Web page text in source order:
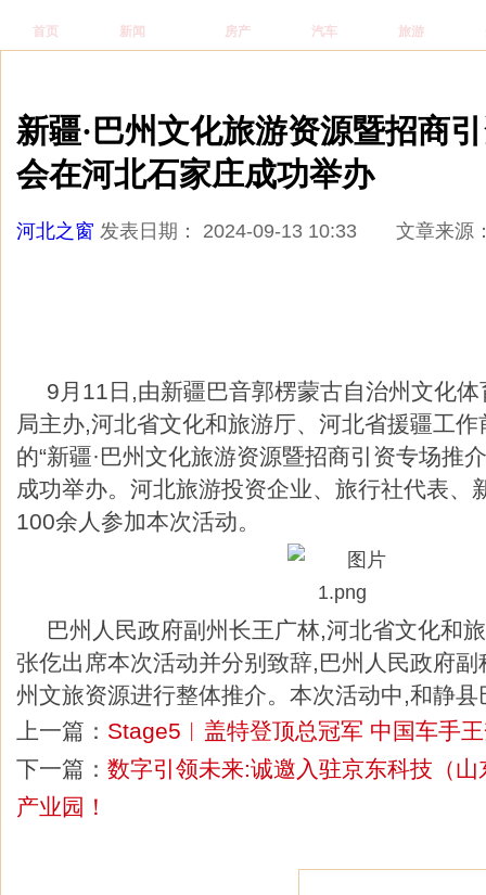
首页 新闻 房产 汽车 旅游
新疆·巴州文化旅游资源暨招商
会在河北石家庄成功举办
河北之窗 发表日期： 2024-09-13 10:33 文章来
9月11日,由新疆巴音郭楞蒙古自治州文化
局主办,河北省文化和旅游厅、河北省援疆工
的“新疆·巴州文化旅游资源暨招商引资专场推
成功举办。河北旅游投资企业、旅行社代表、
100余人参加本次活动。
巴州人民政府副州长王广林,河北省文化和
张仡出席本次活动并分别致辞,巴州人民政府
州文旅资源进行整体推介。本次活动中,和静
上一篇： Stage5︱盖特登顶总冠军 中国车手
下一篇： 数字引领未来:诚邀入驻京东科技（
产业园！